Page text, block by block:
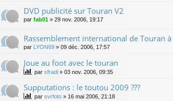
DVD publicité sur Touran V2
par fab01 » 29 nov. 2006, 19:17
Rassemblement international de Touran
par LYON69 » 09 déc. 2006, 17:57
Joue au foot avec le touran
par sfradi » 03 nov. 2006, 09:35
Supputations : le toutou 2009 ???
par svrfoto » 16 mai 2006, 21:18